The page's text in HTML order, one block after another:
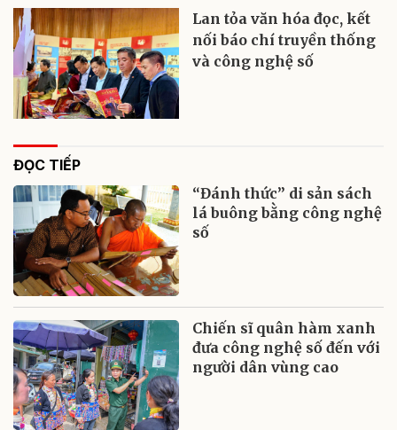
Lan tỏa văn hóa đọc, kết
nối báo chí truyền thống
và công nghệ số
ĐỌC TIẾP
“Đánh thức” di sản sách
lá buông bằng công nghệ
số
Chiến sĩ quân hàm xanh
đưa công nghệ số đến với
người dân vùng cao